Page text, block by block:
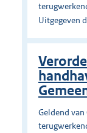
Uitgegeven
Geldend